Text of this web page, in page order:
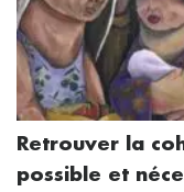
Retrouver la
possible et